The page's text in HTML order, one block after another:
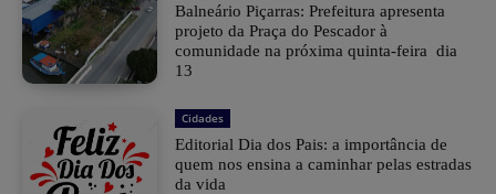
Balneário Piçarras: Prefeitura apresenta
projeto da Praça do Pescador à
comunidade na próxima quinta-feira dia
13
Cidades
Editorial Dia dos Pais: a importância de
quem nos ensina a caminhar pelas estradas
da vida